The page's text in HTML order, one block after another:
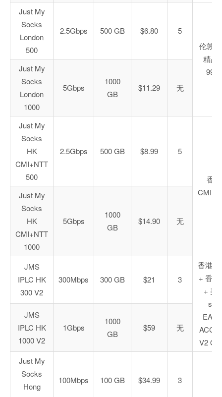
Just My
Socks
London
500
2.5Gbps 500 GB $6.80
5
伦敦
精品
9929
Just My
Socks
London
1000
5Gbps
1000
GB
$11.29 无
Just My
Socks
HK
CMI+NTT
500
2.5Gbps 500 GB $8.99 5
香港
Just My
Socks
HK
CMI+NTT
1000
5Gbps
1000
GB
$14.90 无
JMS
IPLC HK
300 V2
300Mbps 300 GB $21 3
香港
+ 香港
+ 美
s53
V2
JMS
IPLC HK
1000 V2
1Gbps
1000
GB
$59 无
Just My
Socks
Hong
100Mbps 100 GB $34.99 3